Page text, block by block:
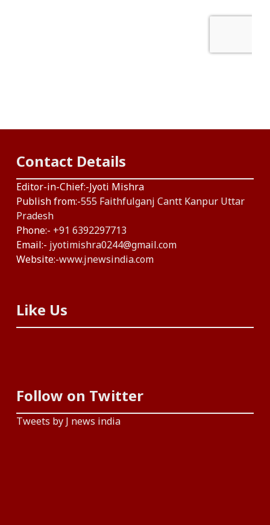
Contact Details
Editor-in-Chief:-Jyoti Mishra
Publish from:-555 Faithfulganj Cantt Kanpur Uttar
Pradesh
Phone:- +91 6392297713
Email:- jyotimishra0244@gmail.com
Website:-www.jnewsindia.com
Like Us
Follow on Twitter
Tweets by J news india